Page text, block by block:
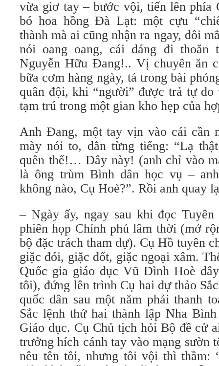
vừa giơ tay – bước vội, tiến lên phía
bó hoa hồng Đà Lạt: một cựu
thành mà ai cũng nhận ra ngay, đôi
nói oang oang, cái dáng đi thoăn
Nguyễn Hữu Đang!.. Vị chuyên ăn
bữa cơm hàng ngày, tả trong bài
quân đội, khi “người” được trả tự
tạm trú trong một gian kho hẹp của
Anh Đang, một tay vịn vào cái cần
mày nói to, dằn từng tiếng: “Lạ
quên thế!… Đây này! (anh chỉ vào
là ông trùm Bình dân học vụ –
không nào, Cụ Hoè?”. Rồi anh quay
– Ngày ấy, ngay sau khi đọc
phiên họp Chính phủ lâm thời (mở
bộ đặc trách tham dự). Cụ Hồ tuyên
giặc đói, giặc dốt, giặc ngoại xâm.
Quốc gia giáo dục Vũ Đình Hoè
tôi), đứng lên trình Cụ hai dự thảo
quốc dân sau một năm phải thanh
Sắc lệnh thứ hai thành lập Nha
Giáo dục. Cụ Chủ tịch hỏi Bộ đề cử
trưởng hích cánh tay vào mạng sườn
nêu tên tôi, nhưng tôi vội thì thầm: